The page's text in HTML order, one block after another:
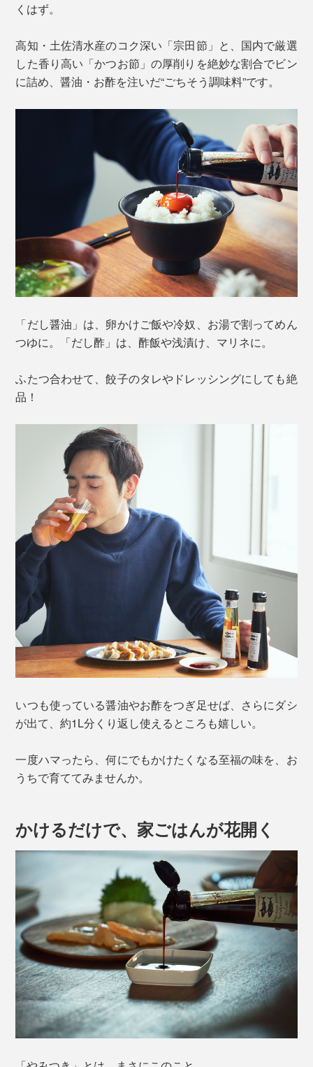
くはず。
高知・土佐清水産のコク深い「宗田節」と、国内で厳選
した香り高い「かつお節」の厚削りを絶妙な割合でビン
に詰め、醤油・お酢を注いだ“ごちそう調味料”です。
「だし醤油」は、卵かけご飯や冷奴、お湯で割ってめん
つゆに。「だし酢」は、酢飯や浅漬け、マリネに。
ふたつ合わせて、餃子のタレやドレッシングにしても絶
品！
いつも使っている醤油やお酢をつぎ足せば、さらにダシ
が出て、約1L分くり返し使えるところも嬉しい。
一度ハマったら、何にでもかけたくなる至福の味を、お
うちで育ててみませんか。
かけるだけで、家ごはんが花開く